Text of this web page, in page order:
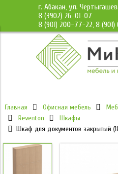
г. Абакан, ул.
8 (3902) 26-01-07
8 (901) 200-77-22, 8
Главная Офисная мебель
Reventon
Шкафы
Шкаф для документов закрытый